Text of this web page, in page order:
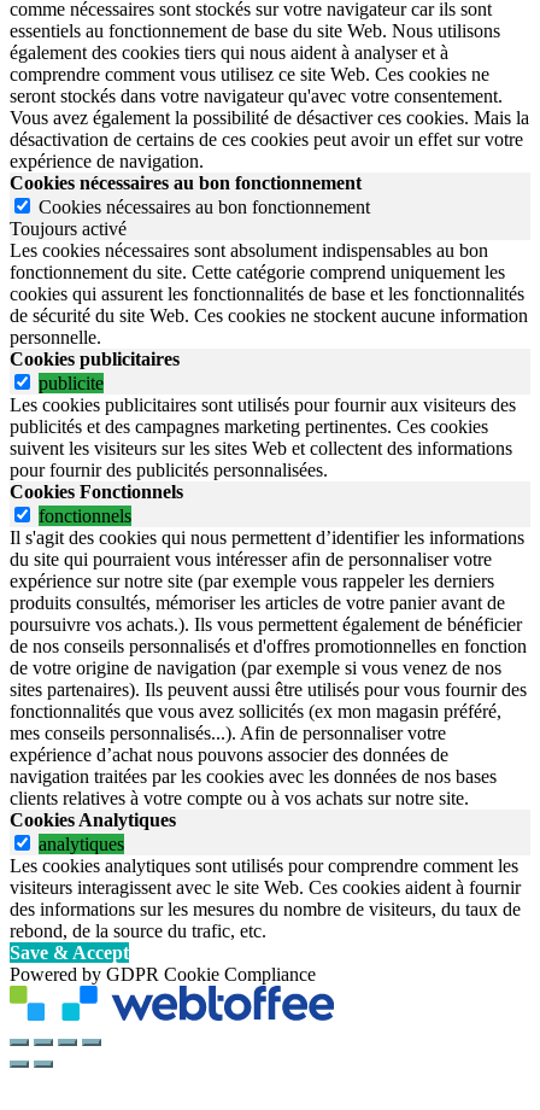
comme nécessaires sont stockés sur votre navigateur car ils sont
essentiels au fonctionnement de base du site Web. Nous utilisons
également des cookies tiers qui nous aident à analyser et à
comprendre comment vous utilisez ce site Web. Ces cookies ne
seront stockés dans votre navigateur qu'avec votre consentement.
Vous avez également la possibilité de désactiver ces cookies. Mais la
désactivation de certains de ces cookies peut avoir un effet sur votre
expérience de navigation.
Cookies nécessaires au bon fonctionnement
Cookies nécessaires au bon fonctionnement
Toujours activé
Les cookies nécessaires sont absolument indispensables au bon
fonctionnement du site. Cette catégorie comprend uniquement les
cookies qui assurent les fonctionnalités de base et les fonctionnalités
de sécurité du site Web. Ces cookies ne stockent aucune information
personnelle.
Cookies publicitaires
publicite
Les cookies publicitaires sont utilisés pour fournir aux visiteurs des
publicités et des campagnes marketing pertinentes. Ces cookies
suivent les visiteurs sur les sites Web et collectent des informations
pour fournir des publicités personnalisées.
Cookies Fonctionnels
fonctionnels
Il s'agit des cookies qui nous permettent d’identifier les informations
du site qui pourraient vous intéresser afin de personnaliser votre
expérience sur notre site (par exemple vous rappeler les derniers
produits consultés, mémoriser les articles de votre panier avant de
poursuivre vos achats.). Ils vous permettent également de bénéficier
de nos conseils personnalisés et d'offres promotionnelles en fonction
de votre origine de navigation (par exemple si vous venez de nos
sites partenaires). Ils peuvent aussi être utilisés pour vous fournir des
fonctionnalités que vous avez sollicités (ex mon magasin préféré,
mes conseils personnalisés...). Afin de personnaliser votre
expérience d’achat nous pouvons associer des données de
navigation traitées par les cookies avec les données de nos bases
clients relatives à votre compte ou à vos achats sur notre site.
Cookies Analytiques
analytiques
Les cookies analytiques sont utilisés pour comprendre comment les
visiteurs interagissent avec le site Web. Ces cookies aident à fournir
des informations sur les mesures du nombre de visiteurs, du taux de
rebond, de la source du trafic, etc.
Save & Accept
Powered by GDPR Cookie Compliance